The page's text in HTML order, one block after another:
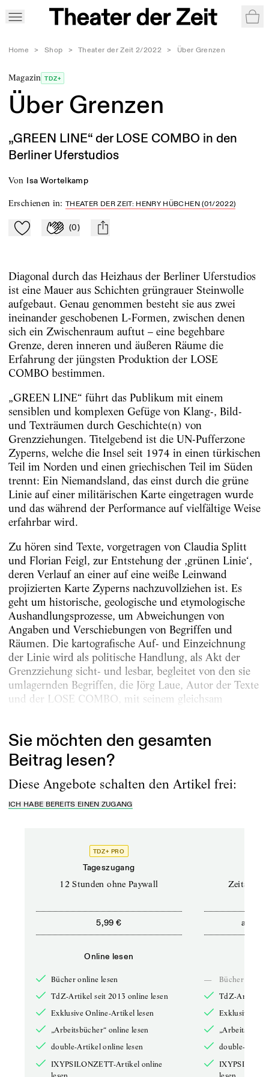
Home > Shop > Theater der Zeit 2/2022 > Über Grenzen
Magazin TDZ+
Über Grenzen
„GREEN LINE“ der LOSE COMBO in den
Berliner Uferstudios
von Isa Wortelkamp
Erschienen in:THEATER DER ZEIT: HENRY HÜBCHEN (01/2022)
Zu Mein-TdZ hinzufügen
Applaudieren
(0) mail
Diagonal durch das Heizhaus der Berliner Uferstudios
ist eine Mauer aus Schichten grüngrauer Steinwolle
aufgebaut. Genau genommen besteht sie aus zwei
ineinander geschobenen L-Formen, zwischen denen
sich ein Zwischenraum auftut – eine begehbare
Grenze, deren inneren und äußeren Räume die
Erfahrung der jüngsten Produktion der LOSE
COMBO bestimmen.
„GREEN LINE“ führt das Publikum mit einem
sensiblen und komplexen Gefüge von Klang-, Bild-
und Texträumen durch Ge­schichte(n) von
Grenzziehungen. Titelgebend ist die UN-Pufferzone
Zyperns, welche die Insel seit 1974 in einen türkischen
Teil im Norden und einen griechischen Teil im Süden
trennt: Ein Niemandsland, das einst durch die grüne
Linie auf einer militärischen Karte eingetragen wurde
und das während der Performance auf vielfältige Weise
erfahrbar wird.
Zu hören sind Texte, vorgetragen von Claudia Splitt
und Florian Feigl, zur Entstehung der ‚grünen Linie‘,
deren Verlauf an einer auf eine weiße Leinwand
projizierten Karte Zyperns nachzuvollziehen ist. Es
geht um historische, geologische und etymologische
Aushandlungsprozesse, um Abweichungen von
Angaben und Verschiebungen von Begriffen und
Räumen. Die kartografische Auf- und Einzeichnung
der Linie wird als politische Handlung, als Akt der
Grenzziehung sicht- und lesbar, begleitet von den sie
umlagernden Begriffen, die Jörg Laue, Autor der Texte
und der LOSE COMBO, mit seinem gleichsam
Sie möchten den gesamten
Beitrag lesen?
Diese Angebote schalten den Artikel frei:
ICH HABE BEREITS EINEN ZUGANG
TDZ+ PRO
Tageszugang
12 Stunden ohne Paywall
5,99 €
Online lesen
Bücher online lesen
TdZ-Artikel seit 2013 online lesen
Exklusive Online-Artikel lesen
„Arbeitsbücher“ online lesen
double-Artikel online lesen
IXYPSILONZETT-Artikel online
ab
—
Bücher online
TdZ-Artikel
Exklusive
double-